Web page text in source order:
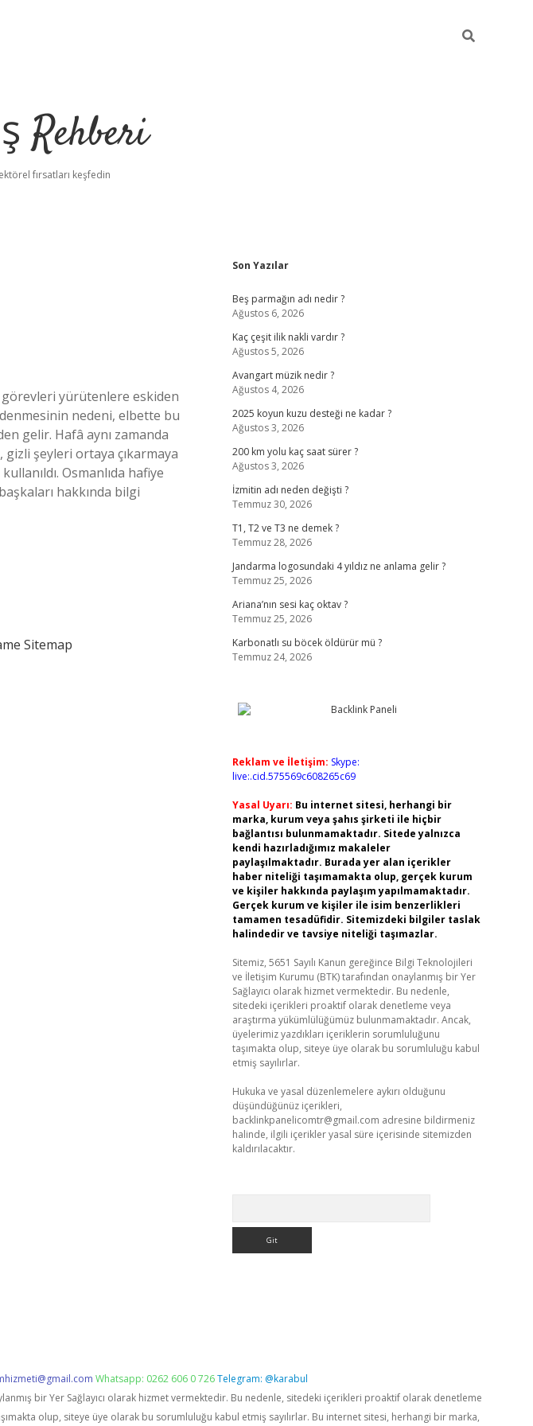
Rehberi
fırsatları keşfedin
yürütenlere eskiden
nedeni, elbette bu
gelir. Hafâ aynı zamanda
gizli şeyleri ortaya çıkarmaya
Osmanlıda hafiye
hakkında bilgi
Sitemap
Sidebar
Son Yazılar
Beş parmağın adı nedir ?
Ağustos 6, 2026
Kaç çeşit ilik nakli vardır ?
Ağustos 5, 2026
Avangart müzik nedir ?
Ağustos 4, 2026
2025 koyun kuzu desteği ne kadar ?
Ağustos 3, 2026
200 km yolu kaç saat sürer ?
Ağustos 3, 2026
İzmitin adı neden değişti ?
Temmuz 30, 2026
T1, T2 ve T3 ne demek ?
Temmuz 28, 2026
Jandarma logosundaki 4 yıldız ne anlama gelir ?
Temmuz 25, 2026
Ariana’nın sesi kaç oktav ?
Temmuz 25, 2026
Karbonatlı su böcek öldürür mü ?
Temmuz 24, 2026
Reklam ve İletişim: Skype:
live:.cid.575569c608265c69
Yasal Uyarı: Bu internet sitesi, herhangi bir
marka, kurum veya şahıs şirketi ile hiçbir
bağlantısı bulunmamaktadır. Sitede yalnızca
kendi hazırladığımız makaleler
paylaşılmaktadır. Burada yer alan içerikler
haber niteliği taşımamakta olup, gerçek kurum
ve kişiler hakkında paylaşım yapılmamaktadır.
Gerçek kurum ve kişiler ile isim benzerlikleri
tamamen tesadüfidir. Sitemizdeki bilgiler taslak
halindedir ve tavsiye niteliği taşımazlar.
Sitemiz, 5651 Sayılı Kanun gereğince Bilgi Teknolojileri
ve İletişim Kurumu (BTK) tarafından onaylanmış bir Yer
Sağlayıcı olarak hizmet vermektedir. Bu nedenle,
sitedeki içerikleri proaktif olarak denetleme veya
araştırma yükümlülüğümüz bulunmamaktadır. Ancak,
üyelerimiz yazdıkları içeriklerin sorumluluğunu
taşımakta olup, siteye üye olarak bu sorumluluğu kabul
etmiş sayılırlar.
Hukuka ve yasal düzenlemelere aykırı olduğunu
düşündüğünüz içerikleri,
backlinkpanelicomtr@gmail.com adresine bildirmeniz
halinde, ilgili içerikler yasal süre içerisinde sitemizden
kaldırılacaktır.
Whatsapp: 0262 606 0 726Telegram: @karabul
bir Yer Sağlayıcı olarak hizmet vermektedir. Bu nedenle, sitedeki içerikleri proaktif olarak denetleme
olup, siteye üye olarak bu sorumluluğu kabul etmiş sayılırlar. Bu internet sitesi, herhangi bir marka,